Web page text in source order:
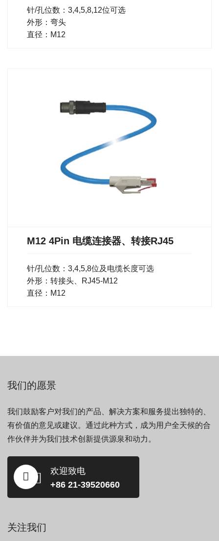
针/孔位数：3,4,5,8,12位可选
外形：弯头
直径：M12
M12 4Pin 电缆连接器、转接RJ45
针/孔位数：3,4,5,8位及电缆长度可选
外形：转接头、RJ45-M12
直径：M12
我们的愿景
我们鼓励客户对我们的产品、解决方案和服务提出独特的、
有价值的意见或建议。通过此种方式，成为用户全天候的合
作伙伴并为我们技术创新提供源泉和动力。
欢迎致电
+86 21-39520660
关注我们